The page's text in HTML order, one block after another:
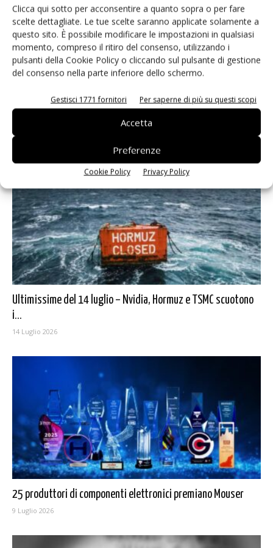
Clicca qui sotto per acconsentire a quanto sopra o per fare
scelte dettagliate. Le tue scelte saranno applicate solamente a
questo sito. È possibile modificare le impostazioni in qualsiasi
momento, compreso il ritiro del consenso, utilizzando i
pulsanti della Cookie Policy o cliccando sul pulsante di gestione
del consenso nella parte inferiore dello schermo.
Gestisci 1771 fornitori Per saperne di più su questi scopi
Accetta
Preferenze
Cookie Policy Privacy Policy
Le ultimissime del 15 luglio – Hormuz, TSMC e Nvidia
15 Luglio 2026
Ultimissime del 14 luglio – Nvidia, Hormuz e TSMC scuotono
i...
14 Luglio 2026
25 produttori di componenti elettronici premiano Mouser
9 Luglio 2026